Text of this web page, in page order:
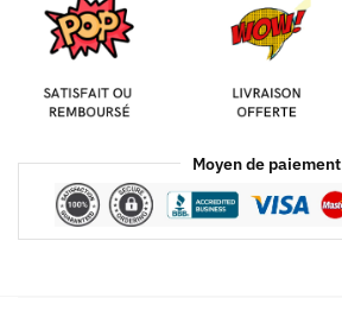
Moyen de paiement